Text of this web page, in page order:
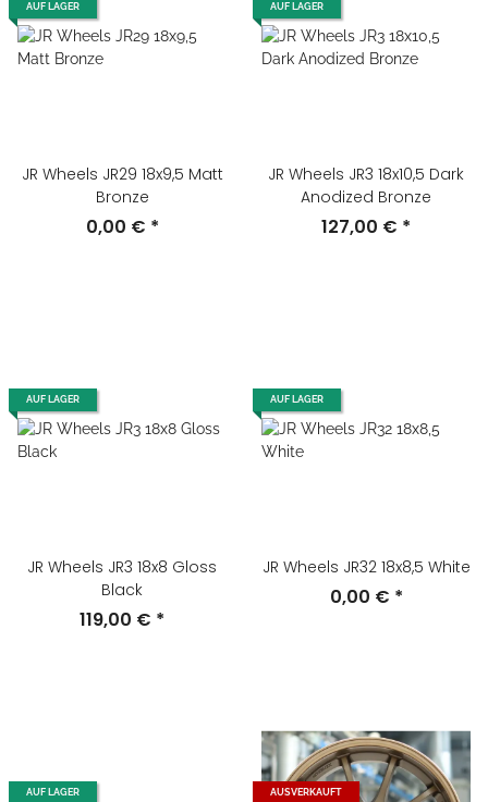
AUF LAGER
JR Wheels JR29 18x9,5 Matt
Bronze
0,00 € *
AUF LAGER
JR Wheels JR3 18x10,5 Dark
Anodized Bronze
127,00 € *
AUF LAGER
JR Wheels JR3 18x8 Gloss
Black
119,00 € *
AUF LAGER
JR Wheels JR32 18x8,5 White
0,00 € *
AUF LAGER AUSVERKAUFT